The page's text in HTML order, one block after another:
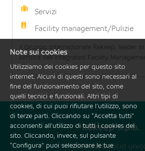
Servizi
Facility management/Pulizie
Il Gruppo Internazionale Rekeep, leader
settore dell'Integrated Facility
anni di esperienza, 28.000 dipendenti e
miliardo di fatturato, ha l'opportunità di
all'interno di una Società del Gruppo un/a
addetto/a alla manutenzione
Requisiti richiesti: - Preferibile se in
...
Rekeep S.p.a.
Società a socio
Note sui cookies
Utilizziamo dei cookies per questo sito
internet. Alcuni di questi sono necessari al
fine del funzionamento del sito, come
quelli tecnici e funzionali. Altri tipi di
cookies, di cui puoi rifiutare l’utilizzo, sono
di terze parti. Cliccando su “Accetta tutti”
acconsenti all’utilizzo di tutti i cookies del
sito. Cliccando, invece, sul pulsante
“Configura” puoi selezionare le tue